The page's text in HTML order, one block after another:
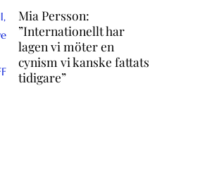
Mia Persson:
”Internationellt har
lagen vi möter en
cynism vi kanske fattats
tidigare”